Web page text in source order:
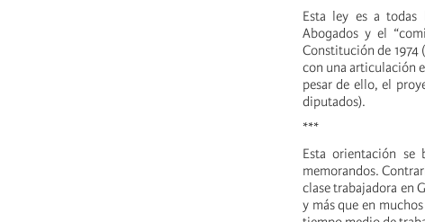
Esta ley es a todas
Abogados y el
Constitución de 1974
con una articulación
pesar de ello, el
diputados).
***
Esta orientación se
memorandos.
clase trabajadora en
y más que en